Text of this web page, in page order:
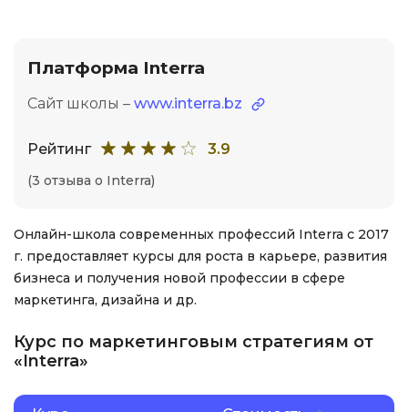
Платформа Interra
Сайт школы – www.interra.bz
Рейтинг 3.9
(3 отзыва о Interra)
Онлайн-школа современных профессий Interra с 2017
г. предоставляет курсы для роста в карьере, развития
бизнеса и получения новой профессии в сфере
маркетинга, дизайна и др.
Курс по маркетинговым стратегиям от
«Interra»